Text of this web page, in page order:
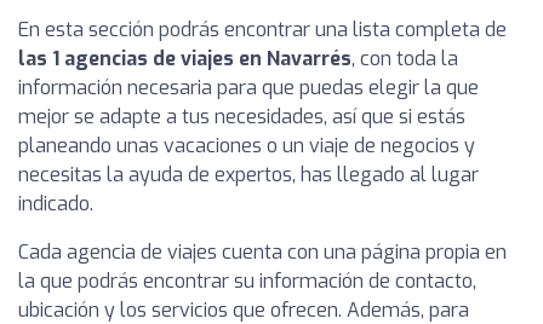
En esta sección podrás encontrar una lista completa de
las 1 agencias de viajes en Navarrés, con toda la
información necesaria para que puedas elegir la que
mejor se adapte a tus necesidades, así que si estás
planeando unas vacaciones o un viaje de negocios y
necesitas la ayuda de expertos, has llegado al lugar
indicado.
Cada agencia de viajes cuenta con una página propia en
la que podrás encontrar su información de contacto,
ubicación y los servicios que ofrecen. Además, para